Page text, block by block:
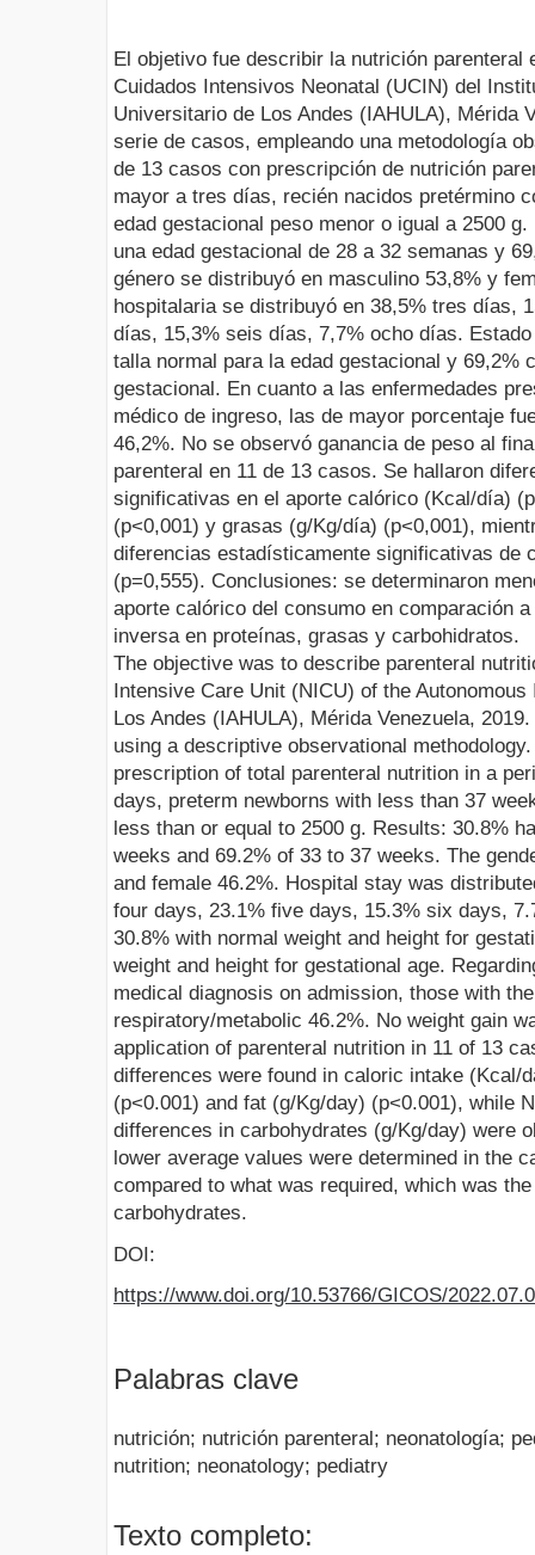
El objetivo fue describir la nutrición parenteral
Cuidados Intensivos Neonatal (UCIN) del
Universitario de Los Andes (IAHULA), Mérida
serie de casos, empleando una metodología
de 13 casos con prescripción de nutrición
mayor a tres días, recién nacidos pretérmino
edad gestacional peso menor o igual a 2500
una edad gestacional de 28 a 32 semanas y
género se distribuyó en masculino 53,8% y
hospitalaria se distribuyó en 38,5% tres días,
días, 15,3% seis días, 7,7% ocho días.
talla normal para la edad gestacional y 69,2%
gestacional. En cuanto a las enfermedades
médico de ingreso, las de mayor porcentaje
46,2%. No se observó ganancia de peso al
parenteral en 11 de 13 casos. Se hallaron
significativas en el aporte calórico (Kcal/día)
(p<0,001) y grasas (g/Kg/día) (p<0,001),
diferencias estadísticamente significativas de
(p=0,555). Conclusiones: se determinaron
aporte calórico del consumo en comparación
inversa en proteínas, grasas y carbohidratos.
The objective was to describe parenteral
Intensive Care Unit (NICU) of the
Los Andes (IAHULA), Mérida Venezuela,
using a descriptive observational
prescription of total parenteral nutrition in a
days, preterm newborns with less than 37
less than or equal to 2500 g. Results: 30.8%
weeks and 69.2% of 33 to 37 weeks. The
and female 46.2%. Hospital stay was
four days, 23.1% five days, 15.3% six days,
30.8% with normal weight and height for
weight and height for gestational age.
medical diagnosis on admission, those with
respiratory/metabolic 46.2%. No weight gain
application of parenteral nutrition in 11 of 13
differences were found in caloric intake (Kcal/
(p<0.001) and fat (g/Kg/day) (p<0.001), while
differences in carbohydrates (g/Kg/day) were
lower average values were determined in the
compared to what was required, which was
carbohydrates.
DOI:
https://www.doi.org/10.53766/GICOS/
Palabras clave
nutrición; nutrición parenteral; neonatología;
nutrition; neonatology; pediatry
Texto completo: